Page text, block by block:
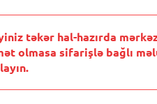
təkər hal-hazırda
olmasa sifarişlə bağlı